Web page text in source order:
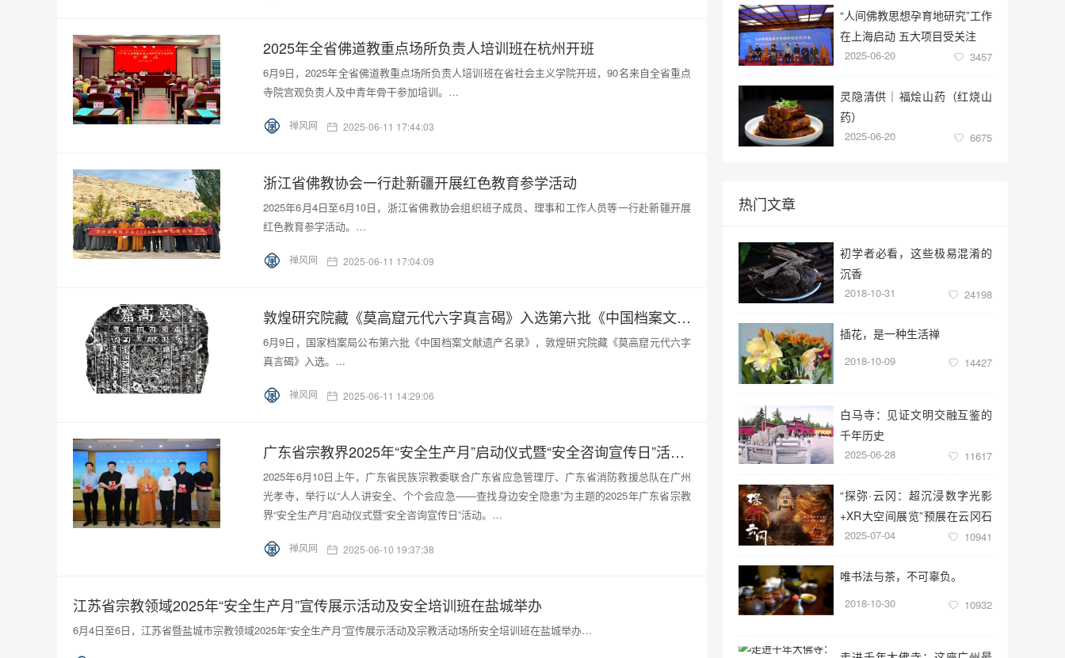
2025年全省佛道教重点场所负责人培训班在杭州开班
6月9日，2025年全省佛道教重点场所负责人培训班在省社会主义学院开班，90名来自全省重点
寺院宫观负责人及中青年骨干参加培训。…
禅风网 2025-06-11 17:44:03
浙江省佛教协会一行赴新疆开展红色教育参学活动
2025年6月4日至6月10日，浙江省佛教协会组织班子成员、理事和工作人员等一行赴新疆开展
红色教育参学活动。…
禅风网 2025-06-11 17:04:09
敦煌研究院藏《莫高窟元代六字真言碣》入选第六批《中国档案文献遗产名录》
6月9日，国家档案局公布第六批《中国档案文献遗产名录》，敦煌研究院藏《莫高窟元代六字
真言碣》入选。…
禅风网 2025-06-11 14:29:06
广东省宗教界2025年“安全生产月”启动仪式暨“安全咨询宣传日”活动在广州光孝寺举行
2025年6月10日上午，广东省民族宗教委联合广东省应急管理厅、广东省消防救援总队在广州
光孝寺，举行以“人人讲安全、个个会应急——查找身边安全隐患”为主题的2025年广东省宗教
界“安全生产月”启动仪式暨“安全咨询宣传日”活动。…
禅风网 2025-06-10 19:37:38
江苏省宗教领域2025年“安全生产月”宣传展示活动及安全培训班在盐城举办
6月4日至6日，江苏省暨盐城市宗教领域2025年“安全生产月”宣传展示活动及宗教活动场所安全培训班在盐城举办…
“人间佛教思想孕育地研究”工作
在上海启动 五大项目受关注
2025-06-20 3457
灵隐清供｜​福烩山药（红烧山
药）
2025-06-20 6675
热门文章
初学者必看，这些极易混淆的
沉香
2018-10-31 24198
插花，是一种生活禅
2018-10-09 14427
白马寺：见证文明交融互鉴的
千年历史
2025-06-28 11617
“探弥·云冈：超沉浸数字光影
+XR大空间展览”预展在云冈石
窟云冈美术馆启幕
2025-07-04 10941
唯书法与茶，不可辜负。
2018-10-30 10932